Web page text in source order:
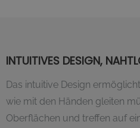
INTUITIVES DESIGN,
Das intuitive Design
wie mit den Händen gleiten
Oberflächen und treffen auf